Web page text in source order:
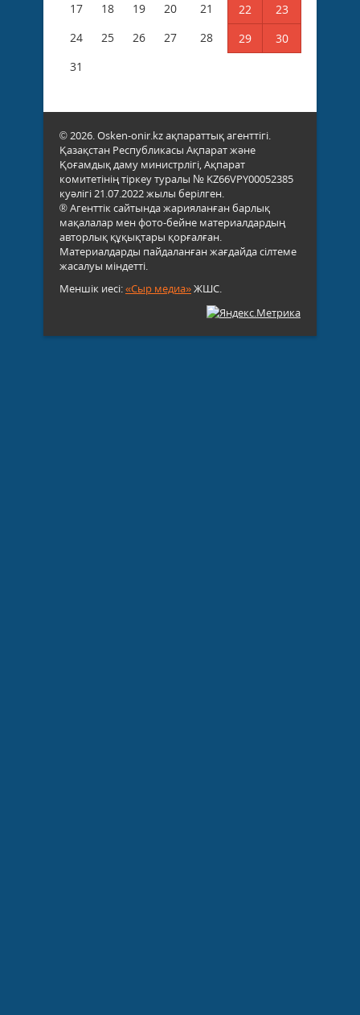
17
18 19 20 21 22
23
24
25 26 27 28 29
30
31
© 2026. Osken-onir.kz ақпараттық агенттігі.
Қазақстан Республикасы Ақпарат және
Қоғамдық даму министрлігі, Ақпарат
комитетінің тіркеу туралы № KZ66VPY00052385
куәлігі 21.07.2022 жылы берілген.
® Агенттік сайтында жарияланған барлық
мақалалар мен фото-бейне материалдардың
авторлық құқықтары қорғалған.
Материалдарды пайдаланған жағдайда сілтеме
жасалуы міндетті.
Меншік иесі:«Сыр медиа»ЖШС.